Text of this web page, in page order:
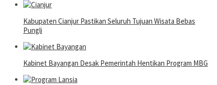
Kabupaten Cianjur Pastikan Seluruh Tujuan Wisata Bebas
Pungli
Kabinet Bayangan Desak Pemerintah Hentikan Program MBG